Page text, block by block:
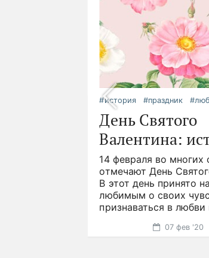
#история #праздник
День Святого
Валентина:
традиции и
14 февраля во многих
отмечают День
В этот день принято
любимым о своих
признаваться в любви
07 фев '20